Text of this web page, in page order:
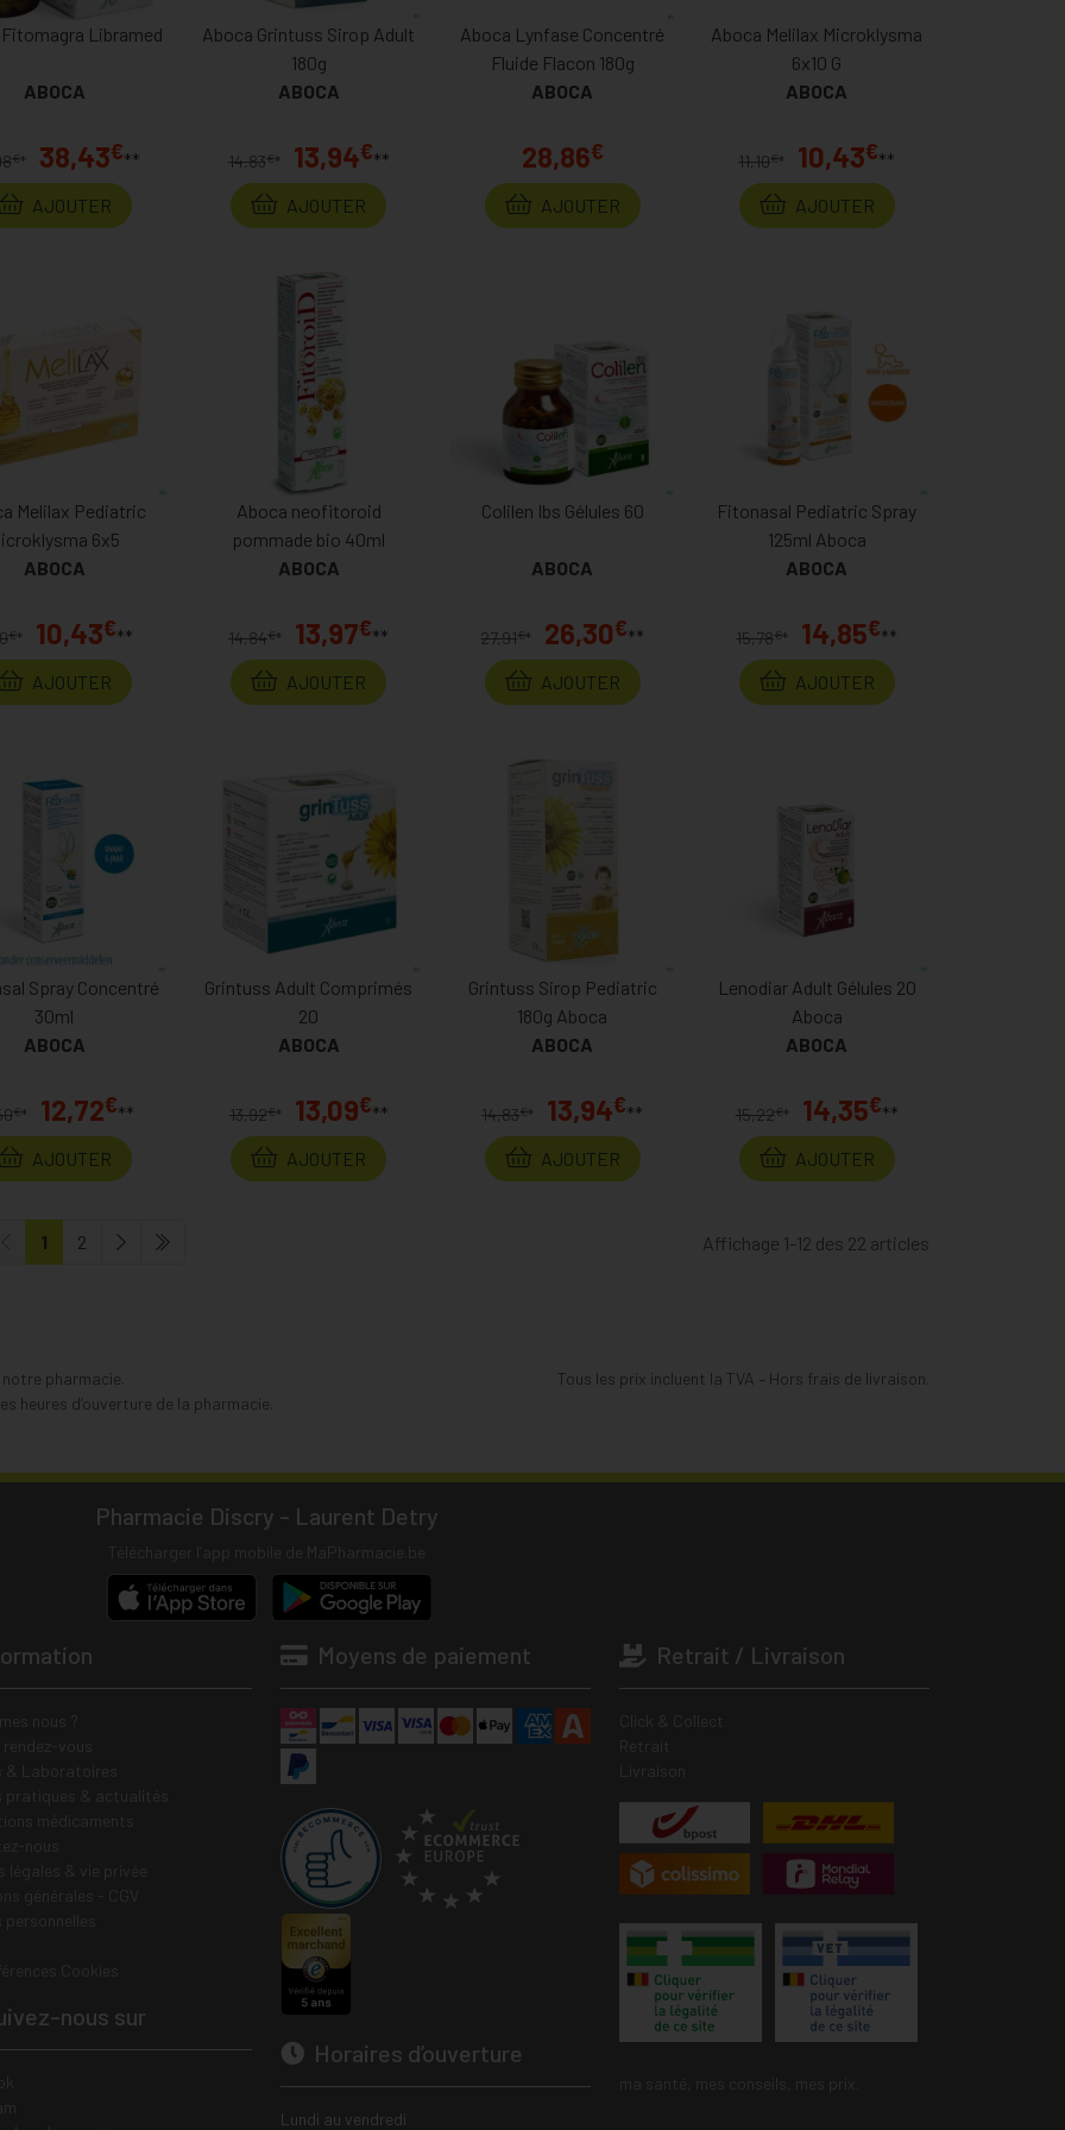
Libramed
ABOCA
€* 38,43€**
AJOUTER
Aboca Grintuss Sirop Adult
180g
ABOCA
14,83€ * 13,94€**
AJOUTER
Aboca Lynfase Concentré
Fluide Flacon 180g
ABOCA
28,86€
AJOUTER
Aboca Melilax Microklysma
6x10 G
ABOCA
11,10€* 10,43€**
AJOUTER
Melilax Pediatric
6x5
ABOCA
€* 10,43€**
AJOUTER
Aboca neofitoroid
pommade bio 40ml
ABOCA
14,84€* 13,97€**
AJOUTER
Colilen Ibs Gélules 60
ABOCA
27,91€* 26,30€**
AJOUTER
Fitonasal Pediatric Spray
125ml Aboca
ABOCA
15,78€* 14,85€**
AJOUTER
Spray Concentré
30ml
ABOCA
€* 12,72€**
AJOUTER
Grintuss Adult Comprimés
20
ABOCA
13,92€ * 13,09€**
AJOUTER
Grintuss Sirop Pediatric
180g Aboca
ABOCA
14,83€* 13,94€**
AJOUTER
Lenodiar Adult Gélules 20
Aboca
ABOCA
15,22€ * 14,35€**
AJOUTER
Affichage 1-12 des 22 articles
1 2
pharmacie.
heures d’ouverture de la pharmacie.
Tous les prix incluent la TVA – Hors frais de livraison.
Pharmacie Discry - Laurent Detry
nous sur
Moyens de paiement
Horaires d’ouverture
Lundi au vendredi
Retrait / Livraison